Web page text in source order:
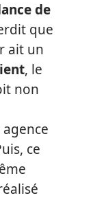
de
que
ait un
, le
non
ce